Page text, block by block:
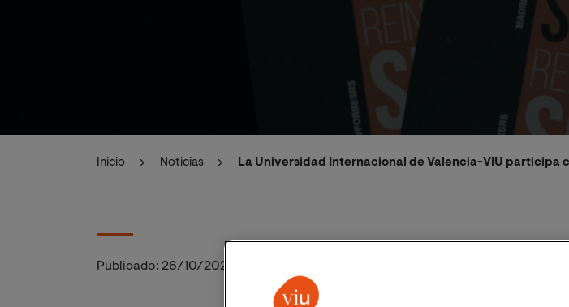
Inicio Noticias La Universidad Internacional de Valencia-VIU participa
Publicado: 26/10/2020